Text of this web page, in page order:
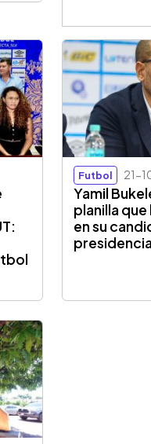
Futbol 21-
Yamil
planilla
en su
presidencia